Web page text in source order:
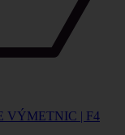
VÝMETNIC | F4